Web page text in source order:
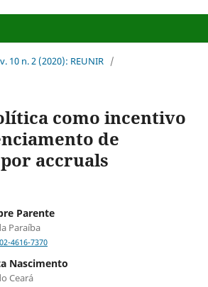
v. 10 n. 2 (2020): REUNIR /
como incentivo
de
accruals
Parente
Paraíba
4616-7370
Nascimento
Ceará